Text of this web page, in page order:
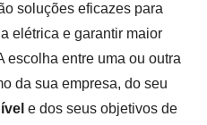
soluções eficazes para
elétrica e garantir maior
escolha entre uma ou outra
da sua empresa, do seu
e dos seus objetivos de